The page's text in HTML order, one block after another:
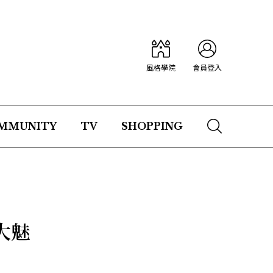
風格學院 會員登入
TV SHOPPING
魅